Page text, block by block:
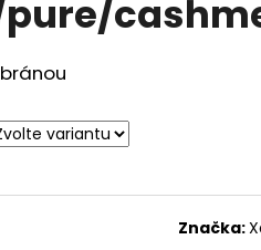
pure/
Značka:
SPRAY 200